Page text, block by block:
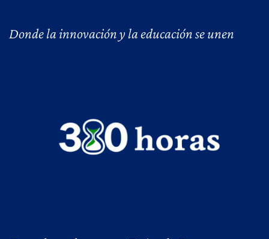
Donde la innovación y la educación se unen